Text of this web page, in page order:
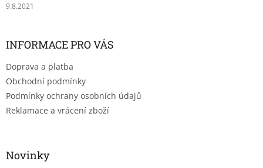
9.8.2021
INFORMACE PRO VÁS
Doprava a platba
Obchodní podmínky
Podmínky ochrany osobních údajů
Reklamace a vrácení zboží
Novinky